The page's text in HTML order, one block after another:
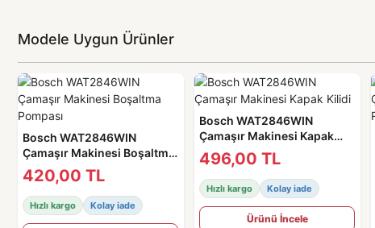
Modele Uygun Ürünler
Bosch WAT2846WIN
Çamaşır Makinesi Boşaltma
Pompası
420,00 TL
Hızlı kargo Kolay iade
Bosch WAT2846WIN
Çamaşır Makinesi Kapak
Kilidi
496,00 TL
Hızlı kargo Kolay iade
Ürünü İncele